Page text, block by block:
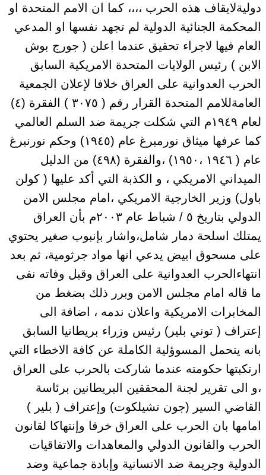
دوليةلايقاف هذه الحرب ،،،، كما ان الامم المتحدة او
المحكمة الجنائية الدولية لم تجهد نفسها او المدعي
العام فيها لاجراء تحقيق عندما اعلن ( جورج بوش
الابن ) رئيس الولايات المتحدة الامريكية السابق
الحرب العدوانية على العراق خلافا لإعلان الجمعية
العامةللامم المتحدة القرار رقم ( ٣٠٧٥ ) الفقرة (٤)
لعام ١٩٤٩م التي شكلت جريمة ضد السلم العالمي
كما عرفها ميثاق نورمبرغ عام (١٩٤٥) وحكم نورنبرغ
عام ( ١٩٤٦ ،١٩٥٠) ،والفقرة (٤٩٨) من الدليل
الميداني الامريكي ، و الكذبة التي أكد عليها ( كولن
باول) وزير الخارجية الامريكي ،امام مجلس الامن
الدولي بتاريخ ٥ / شباط عام ٢٠٠٣م بأن العراق
يمتلك اسلحة دمار شامل،واشار بإنبوب صغير يحتوي
على مسحوق ابيض يدعي انها مواد جرثومية، ثم بعد
انتهاءالحرب العدوانية على العراق وقبل وفاته نفى
ما قاله امام مجلس الامن وبرر ذلك بضغط من
المخابرات الامريكية واعلان ندمه ، اضافة الى
إعتراف ( توني بلير) رئيس وزراء بريطانيا السابق
بانه يتحمل المسوؤلية الكاملة عن كافة الاخطاء التي
ارتكبتها حكومته عندما شاركت بالحرب على العراق
،و الى تقرير لجنة المحققين البريطانين برئاسة
القاضي السير (جون تشيلكوت) وإعتراف ( بلير )
امامها بان الحرب على العراق خرقا وإنتهاكا لقانون
الحرب والقانون الدولي والمعاهدات والاتفاقيات
الدولية وجريمة ضد الانسانية وإبادة جماعية وضد